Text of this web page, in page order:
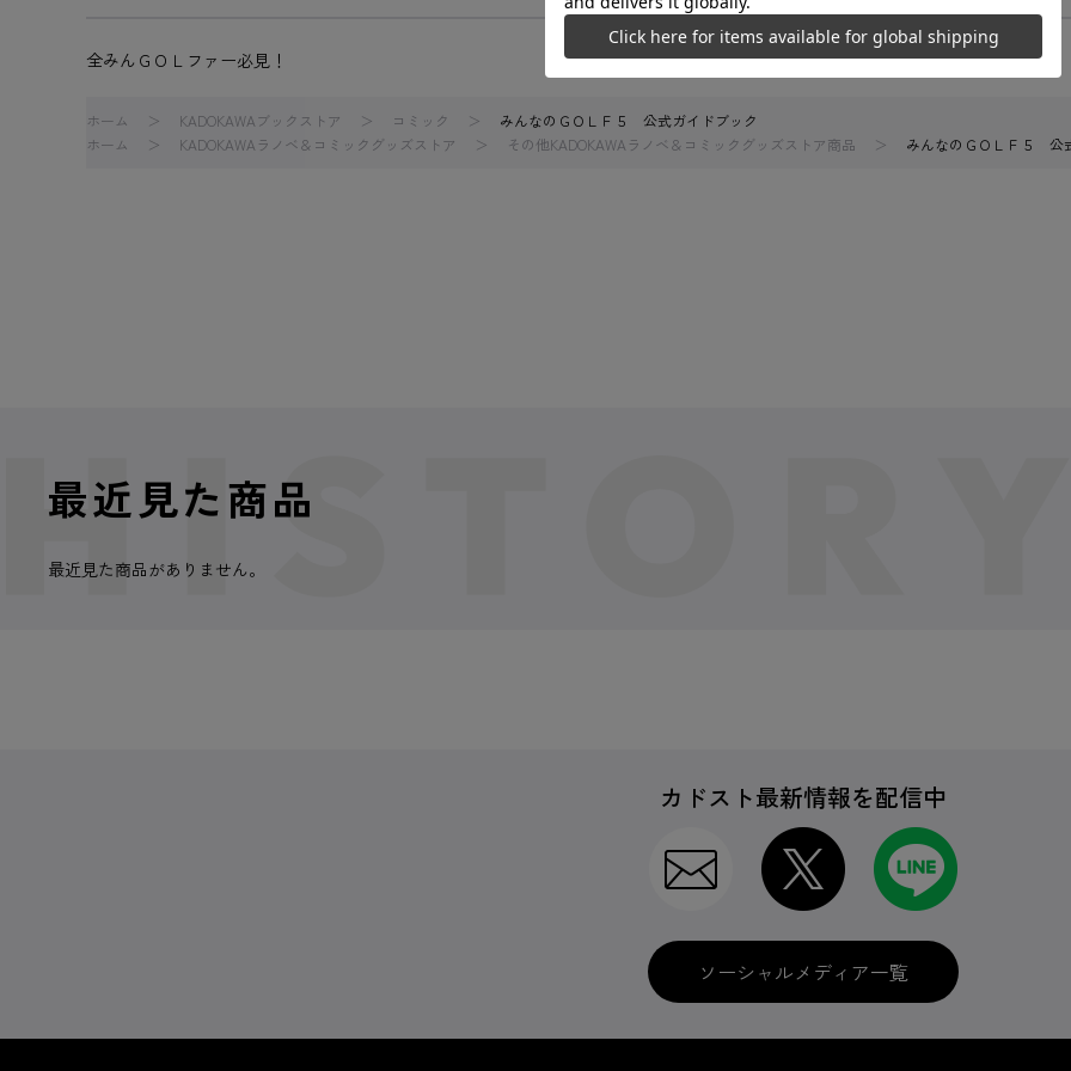
全みんＧＯＬファー必見！
ホーム KADOKAWAブックストア コミック
みんなのＧＯＬＦ５ 公式ガイドブック
ホーム
KADOKAWAラノベ＆コミックグッズストア その他KADOKAWAラノベ＆コミックグッズストア商品 みんなのＧＯＬＦ５ 公
最近見た商品
最近見た商品がありません。
カドスト最新情報を配信中
ソーシャルメディア一覧